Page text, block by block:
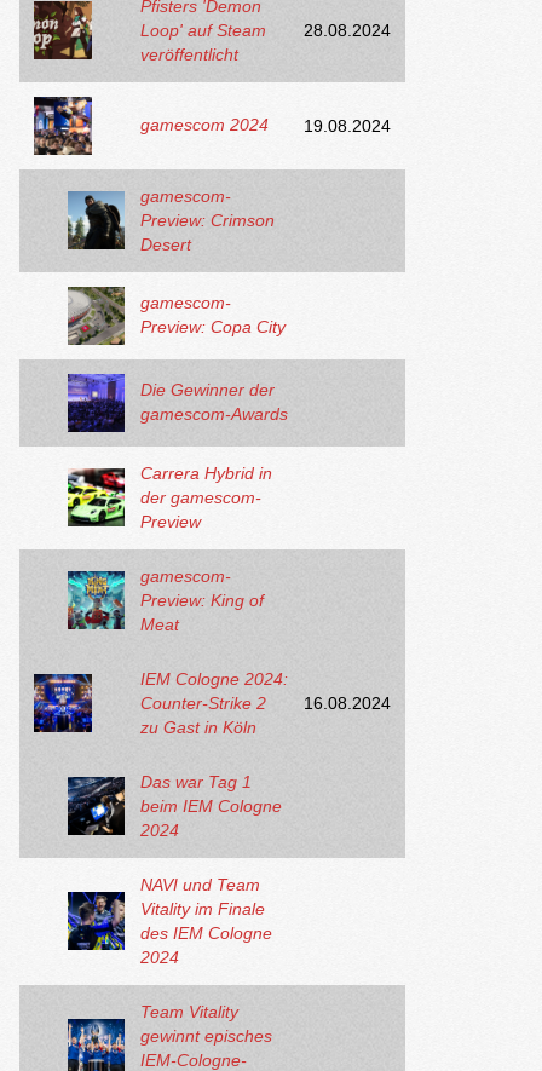
Pfisters 'Demon
Loop' auf Steam
veröffentlicht
28.08.2024
gamescom 2024 19.08.2024
gamescom-
Preview: Crimson
Desert
gamescom-
Preview: Copa City
Die Gewinner der
gamescom-Awards
Carrera Hybrid in
der gamescom-
Preview
gamescom-
Preview: King of
Meat
IEM Cologne 2024:
Counter-Strike 2
zu Gast in Köln
16.08.2024
Das war Tag 1
beim IEM Cologne
2024
NAVI und Team
Vitality im Finale
des IEM Cologne
2024
Team Vitality
gewinnt episches
IEM-Cologne-